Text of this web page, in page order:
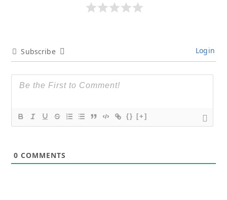
Subscribe Login
{} [+]
0 COMMENTS